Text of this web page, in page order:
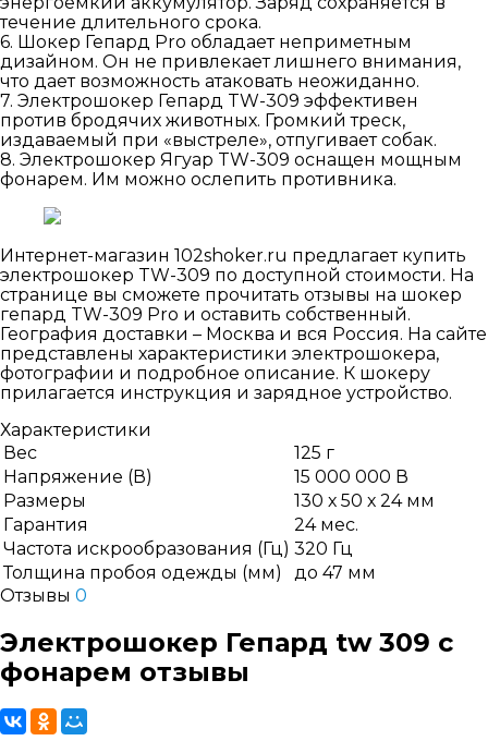
течение длительного срока.
6. Шокер Гепард Pro обладает неприметным
дизайном. Он не привлекает лишнего внимания,
что дает возможность атаковать неожиданно.
7. Электрошокер Гепард TW-309 эффективен
против бродячих животных. Громкий треск,
издаваемый при «выстреле», отпугивает собак.
8. Электрошокер Ягуар TW-309 оснащен мощным
фонарем. Им можно ослепить противника.
Интернет-магазин 102shoker.ru предлагает купить
электрошокер TW-309 по доступной стоимости. На
странице вы сможете прочитать отзывы на шокер
гепард TW-309 Pro и оставить собственный.
География доставки – Москва и вся Россия. На сайте
представлены характеристики электрошокера,
фотографии и подробное описание. К шокеру
прилагается инструкция и зарядное устройство.
Характеристики
Вес
125 г
Напряжение (В)
15 000 000 В
Размеры
130 х 50 х 24 мм
Гарантия
24 мес.
Частота искрообразования (Гц) 320 Гц
Толщина пробоя одежды (мм)
до 47 мм
Отзывы 0
Электрошокер Гепард tw 309 с
фонарем отзывы